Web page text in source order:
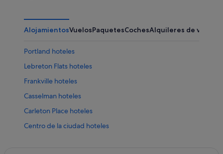
AlojamientosVuelosPaquetesCochesAlquileres de
Portland hoteles
Lebreton Flats hoteles
Frankville hoteles
Casselman hoteles
Carleton Place hoteles
Centro de la ciudad hoteles